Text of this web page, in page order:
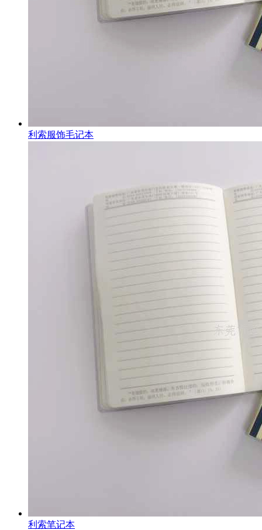
利索服饰毛记本
利索笔记本